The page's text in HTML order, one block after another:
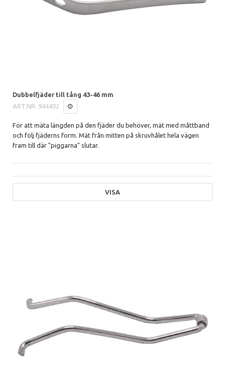
Dubbelfjäder till tång 43-46 mm
ART.NR. 944402
För att mäta längden på den fjäder du behöver, mät med måttband
och följ fjäderns form. Mät från mitten på skruvhålet hela vägen
fram till där "piggarna" slutar.
VISA